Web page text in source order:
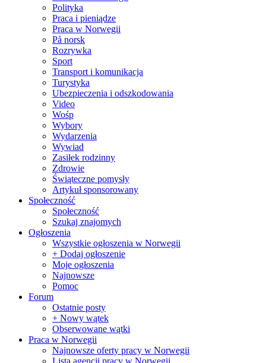
Polityka
Praca i pieniądze
Praca w Norwegii
På norsk
Rozrywka
Sport
Transport i komunikacja
Turystyka
Ubezpieczenia i odszkodowania
Video
Wośp
Wybory
Wydarzenia
Wywiad
Zasiłek rodzinny
Zdrowie
Świąteczne pomysły
Artykuł sponsorowany
Społeczność
Społeczność
Szukaj znajomych
Ogłoszenia
Wszystkie ogłoszenia w Norwegii
+ Dodaj ogłoszenie
Moje ogłoszenia
Najnowsze
Pomoc
Forum
Ostatnie posty
+ Nowy wątek
Obserwowane wątki
Praca w Norwegii
Najnowsze oferty pracy w Norwegii
Lista agencji pracy w Norwegii